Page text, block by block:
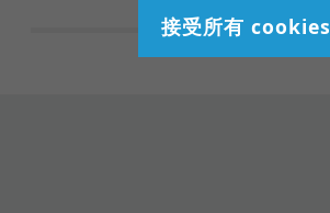
接受所有 cookies